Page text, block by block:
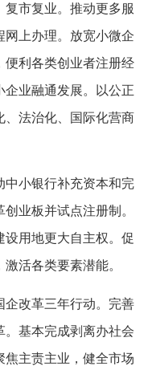
市复业。推动更多服
上办理。放宽小微企
便利各类创业者注册经
业融通发展。以公正
、法治化、国际化营商
中小银行补充资本和完
业板并试点注册制。
用地更大自主权。促
活各类要素潜能。
企改革三年行动。完善
。基本完成剥离办社会
主责主业，健全市场